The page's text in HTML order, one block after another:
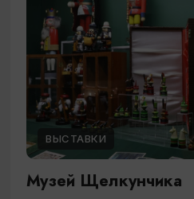
ВЫСТАВКИ
Музей Щелкунчика